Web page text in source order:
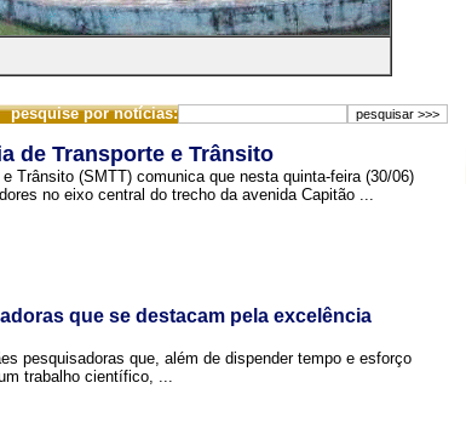
pesquise por notícias:
de Transporte e Trânsito
Trânsito (SMTT) comunica que nesta quinta-feira (30/06)
no eixo central do trecho da avenida Capitão ...
que se destacam pela excelência
pesquisadoras que, além de dispender tempo e esforço
trabalho científico, ...